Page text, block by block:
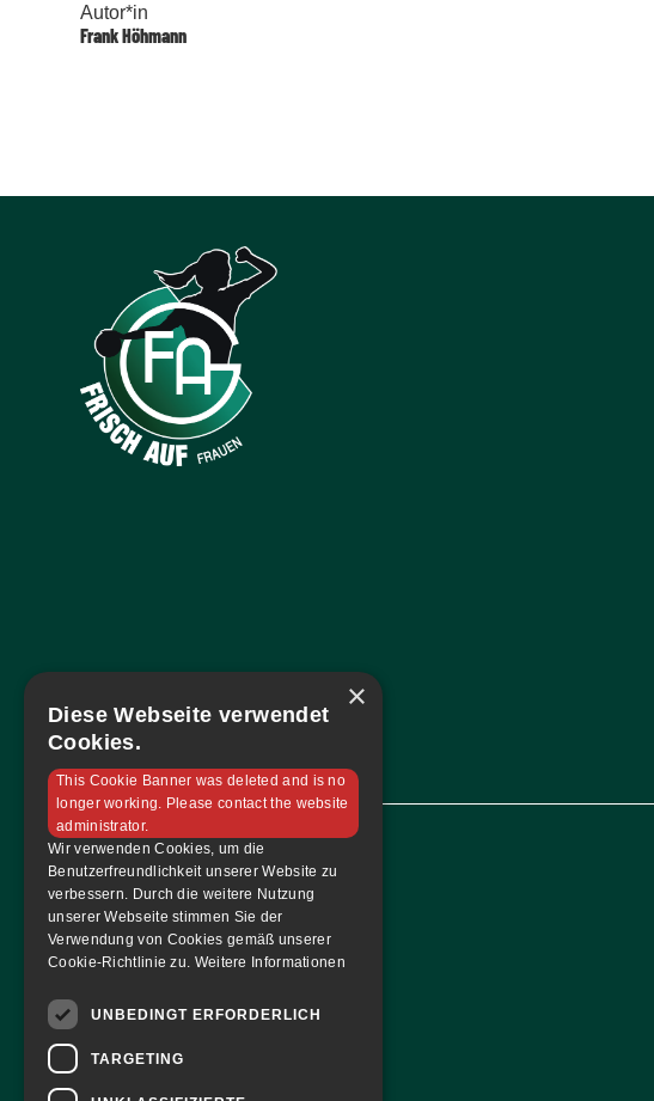
Autor*in
Frank Höhmann
Navigation
Home
Mannschaft
Tabelle & Spielplan
Kontakt
×
Diese Webseite verwendet
Cookies.
This Cookie Banner was deleted and is no
longer working. Please contact the website
administrator.
Wir verwenden Cookies, um die
Benutzerfreundlichkeit unserer Website zu
verbessern. Durch die weitere Nutzung
unserer Webseite stimmen Sie der
Verwendung von Cookies gemäß unserer
Cookie-Richtlinie zu. Weitere Informationen
UNBEDINGT ERFORDERLICH
TARGETING